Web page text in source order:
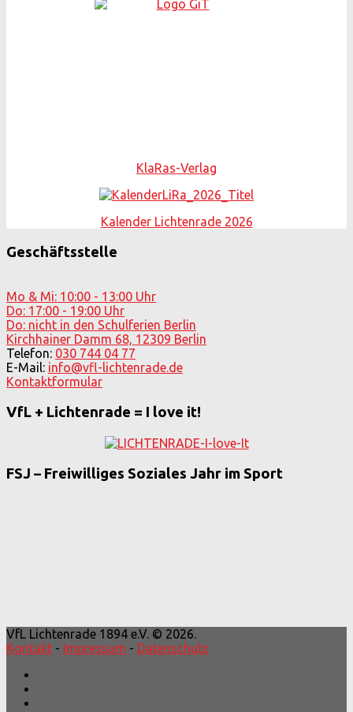
KlaRas-Verlag
Kalender Lichtenrade 2026
Geschäftsstelle
Mo & Mi: 10:00 - 13:00 Uhr
Do: 17:00 - 19:00 Uhr
Do: nicht in den Schulferien Berlin
Kirchhainer Damm 68, 12309 Berlin
Telefon: 030 744 04 77
E-Mail: info@vfl-lichtenrade.de
Kontaktformular
VfL + Lichtenrade = I love it!
FSJ – Freiwilliges Soziales Jahr im Sport
VfL Lichtenrade 1894 e.V. © 2026.
Kontakt - Impressum - Datenschutz